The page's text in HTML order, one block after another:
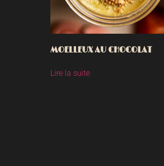
MOELLEUX AU CHOCOLAT
Lire la suite